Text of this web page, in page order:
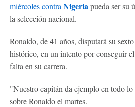
miércoles contra Nigeriapueda ser su
la selección nacional.
Ronaldo, de 41 años, disputará su sexto
histórico, en un intento por conseguir
falta en su carrera.
"Nuestro capitán da ejemplo en todo
sobre Ronaldo el martes.